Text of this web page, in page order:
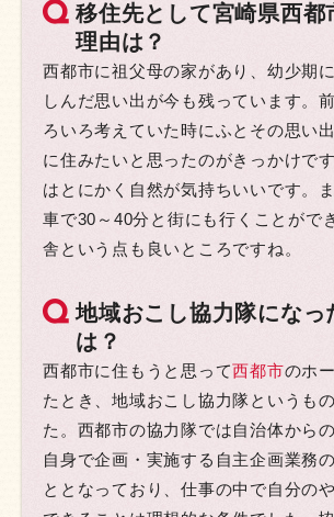
移住先として宮崎県西都
理由は？
西都市に祖父母の家があり、幼少期
しんだ思い出が今も残っています。
ろいろ考えていた時にふとその思い
に住みたいと思ったのがきっかけで
はとにかく自然が気持ちいいです。
車で30～40分と街にも行くことがで
舎という点も良いところですね。
地域おこし協力隊になっ
は？
西都市に住もうと思って西都市のホ
たとき、地域おこし協力隊というも
た。西都市の協力隊では自治体から
自身で企画・実施する自主企画業務
ととなっており、仕事の中で自分の